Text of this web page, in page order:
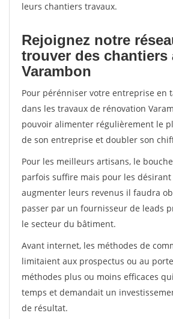
leurs chantiers travaux.
Rejoignez notre
trouver des chantiers
Varambon
Pour pérénniser votre entreprise en
dans les travaux de rénovation
pouvoir alimenter régulièrement le
de son entreprise et doubler son
Pour les meilleurs artisans, le
parfois suffire mais pour les
augmenter leurs revenus il faudra
passer par un fournisseur de leads
le secteur du bâtiment.
Avant internet, les méthodes de
limitaient aux prospectus ou au
méthodes plus ou moins efficaces
temps et demandait un
de résultat.